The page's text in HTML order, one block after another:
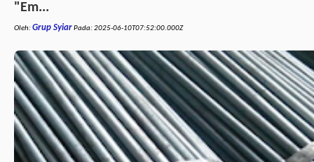
"Em...
Oleh:Grup SyiarPada:2025-06-10T07:52:00.000Z